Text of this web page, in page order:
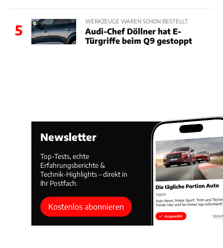
5
WERKZEUGE WAREN SCHON BESTELLT
Audi-Chef Döllner hat E-
Türgriffe beim Q9 gestoppt
Newsletter
Top-Tests, echte
Erfahrungsberichte &
Technik-Highlights – direkt in
Ihr Postfach.
Kostenlos abonnieren